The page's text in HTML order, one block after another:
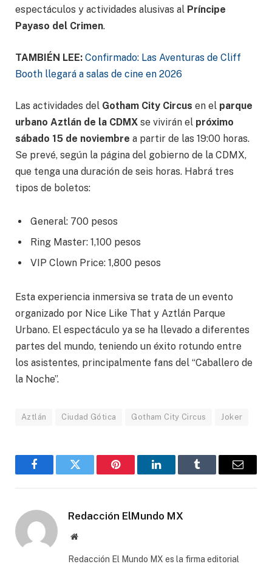
espectáculos y actividades alusivas al Príncipe
Payaso del Crimen.
TAMBIÉN LEE: Confirmado: Las Aventuras de Cliff
Booth llegará a salas de cine en 2026
Las actividades del Gotham City Circus en el parque
urbano Aztlán de la CDMX se vivirán el próximo
sábado 15 de noviembre a partir de las 19:00 horas.
Se prevé, según la página del gobierno de la CDMX,
que tenga una duración de seis horas. Habrá tres
tipos de boletos:
General: 700 pesos
Ring Master: 1,100 pesos
VIP Clown Price: 1,800 pesos
Esta experiencia inmersiva se trata de un evento
organizado por Nice Like That y Aztlán Parque
Urbano. El espectáculo ya se ha llevado a diferentes
partes del mundo, teniendo un éxito rotundo entre
los asistentes, principalmente fans del “Caballero de
la Noche”.
Aztlán Ciudad Gótica Gotham City Circus Joker
FacebookGorjeo Pinterest LinkedInTumblr
Correo
Redacción ElMundo MX
Sitio
Redacción El Mundo MX es la firma editorial